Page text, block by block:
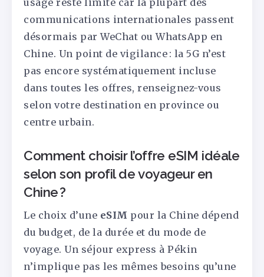
usage reste limité car la plupart des
communications internationales passent
désormais par WeChat ou WhatsApp en
Chine. Un point de vigilance : la 5G n’est
pas encore systématiquement incluse
dans toutes les offres, renseignez-vous
selon votre destination en province ou
centre urbain.
Comment choisir l’offre eSIM idéale
selon son profil de voyageur en
Chine ?
Le choix d’une eSIM pour la Chine dépend
du budget, de la durée et du mode de
voyage. Un séjour express à Pékin
n’implique pas les mêmes besoins qu’une